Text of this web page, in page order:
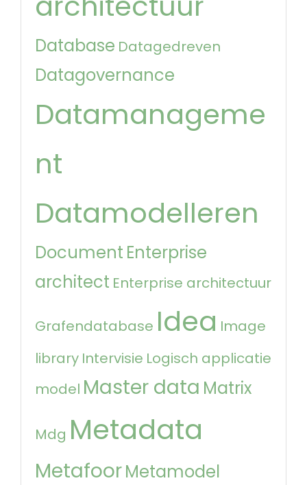
Database Datagedreven
Datagovernance
Datamanageme
nt
Datamodelleren
Document Enterprise
architect Enterprise architectuur
Grafendatabase Idea Image
library Intervisie Logisch applicatie
model Master data Matrix
Mdg Metadata
MetafoorMetamodel